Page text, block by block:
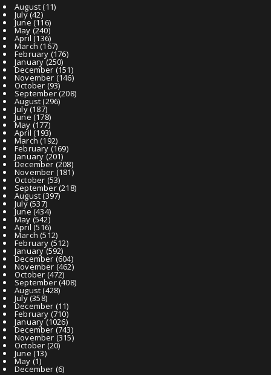
August(11)
July(42)
June(116)
May (240)
April (136)
March (167)
February (176)
January(250)
December (151)
November (146)
October (93)
September(208)
August(296)
July(187)
June(178)
May (177)
April (193)
March (192)
February (169)
January(201)
December (208)
November (181)
October (53)
September(218)
August(397)
July(537)
June(434)
May (542)
April (516)
March (512)
February (512)
January(592)
December (604)
November (462)
October (472)
September(408)
August(428)
July(358)
December (11)
February (710)
January(1026)
December (743)
November (315)
October (20)
June (13)
May (1)
December (6)